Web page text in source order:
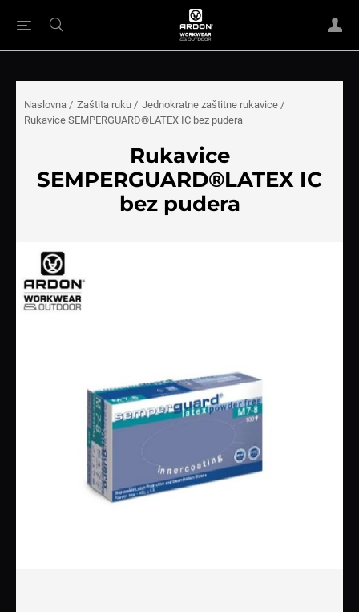
Naslovna / Zaštita ruku / Jednokratne zaštitne rukavice /
Rukavice SEMPERGUARD®LATEX IC bez pudera
Rukavice
SEMPERGUARD®LATEX IC
bez pudera